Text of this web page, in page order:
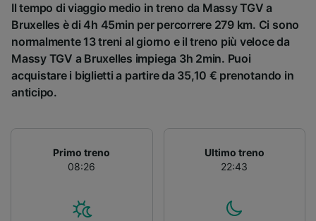
Il tempo di viaggio medio in treno da Massy TGV a
Bruxelles è di 4h 45min per percorrere 279 km. Ci sono
normalmente 13 treni al giorno e il treno più veloce da
Massy TGV a Bruxelles impiega 3h 2min. Puoi
acquistare i biglietti a partire da 35,10 € prenotando in
anticipo.
Primo treno
08:26
Ultimo treno
22:43